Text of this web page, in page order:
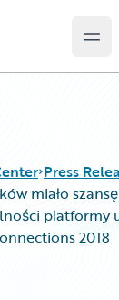
Press
miało
platformy
2018